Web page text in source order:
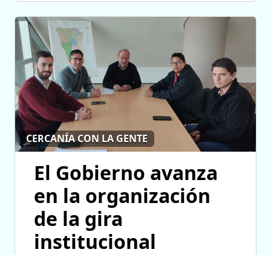
CERCANÍA CON LA GENTE
El Gobierno avanza
en la organización
de la gira
institucional